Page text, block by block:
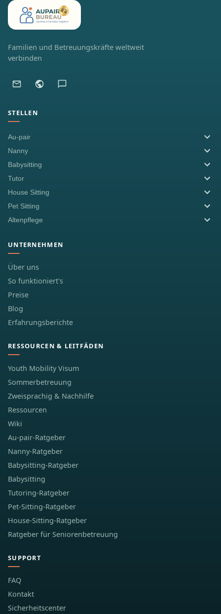
Familien und Betreuungskräfte weltweit
verbinden
STELLEN
Au-pair
Nanny
Babysitting
Tutor
House Sitting
Pet Sitting
Altenpflege
UNTERNEHMEN
Über uns
So funktioniert's
Preise
Blog
Erfahrungsberichte
RESSOURCEN & LEITFÄDEN
Youth Mobility Visum
Sommerbetreuung
Zweisprachig & Nachhilfe
Ressourcen
Wiki
Au-pair-Ratgeber
Nanny-Ratgeber
Babysitting-Ratgeber
Babysitting
Tutoring-Ratgeber
Pet-Sitting-Ratgeber
House-Sitting-Ratgeber
Ratgeber für Seniorenbetreuung
SUPPORT
FAQ
Kontakt
Sicherheitscenter